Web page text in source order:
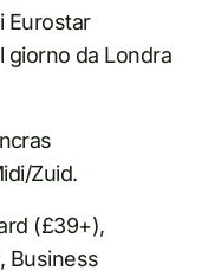
Eurostar
giorno da Londra
Zuid.
(£39+),
Business